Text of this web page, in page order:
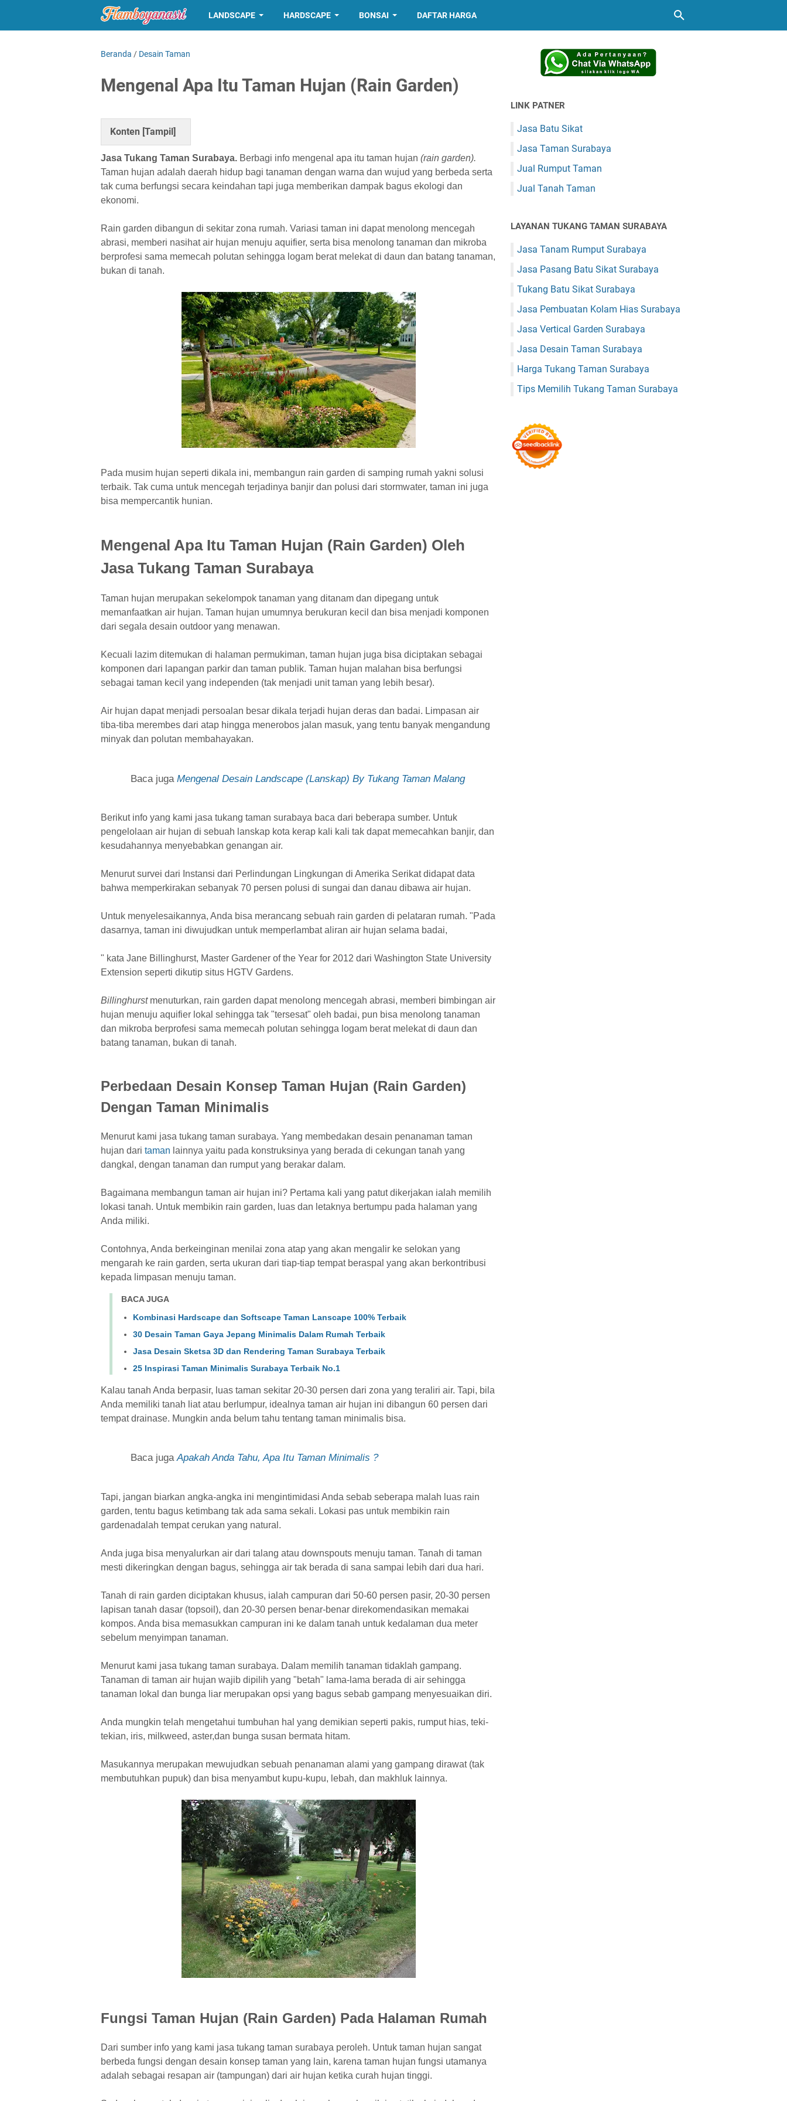
LANDSCAPE HARDSCAPE BONSAI DAFTAR HARGA
Beranda / Desain Taman
Mengenal Apa Itu Taman Hujan (Rain Garden)
Konten [Tampil]
Jasa Tukang Taman Surabaya. Berbagi info mengenal apa itu taman hujan (rain garden).
Taman hujan adalah daerah hidup bagi tanaman dengan warna dan wujud yang berbeda serta
tak cuma berfungsi secara keindahan tapi juga memberikan dampak bagus ekologi dan
ekonomi.
Rain garden dibangun di sekitar zona rumah. Variasi taman ini dapat menolong mencegah
abrasi, memberi nasihat air hujan menuju aquifier, serta bisa menolong tanaman dan mikroba
berprofesi sama memecah polutan sehingga logam berat melekat di daun dan batang tanaman,
bukan di tanah.
Pada musim hujan seperti dikala ini, membangun rain garden di samping rumah yakni solusi
terbaik. Tak cuma untuk mencegah terjadinya banjir dan polusi dari stormwater, taman ini juga
bisa mempercantik hunian.
Mengenal Apa Itu Taman Hujan (Rain Garden) Oleh
Jasa Tukang Taman Surabaya
Taman hujan merupakan sekelompok tanaman yang ditanam dan dipegang untuk
memanfaatkan air hujan. Taman hujan umumnya berukuran kecil dan bisa menjadi komponen
dari segala desain outdoor yang menawan.
Kecuali lazim ditemukan di halaman permukiman, taman hujan juga bisa diciptakan sebagai
komponen dari lapangan parkir dan taman publik. Taman hujan malahan bisa berfungsi
sebagai taman kecil yang independen (tak menjadi unit taman yang lebih besar).
Air hujan dapat menjadi persoalan besar dikala terjadi hujan deras dan badai. Limpasan air
tiba-tiba merembes dari atap hingga menerobos jalan masuk, yang tentu banyak mengandung
minyak dan polutan membahayakan.
Baca juga Mengenal Desain Landscape (Lanskap) By Tukang Taman Malang
Berikut info yang kami jasa tukang taman surabaya baca dari beberapa sumber. Untuk
pengelolaan air hujan di sebuah lanskap kota kerap kali kali tak dapat memecahkan banjir, dan
kesudahannya menyebabkan genangan air.
Menurut survei dari Instansi dari Perlindungan Lingkungan di Amerika Serikat didapat data
bahwa memperkirakan sebanyak 70 persen polusi di sungai dan danau dibawa air hujan.
Untuk menyelesaikannya, Anda bisa merancang sebuah rain garden di pelataran rumah. "Pada
dasarnya, taman ini diwujudkan untuk memperlambat aliran air hujan selama badai,
" kata Jane Billinghurst, Master Gardener of the Year for 2012 dari Washington State University
Extension seperti dikutip situs HGTV Gardens.
Billinghurstmenuturkan, rain garden dapat menolong mencegah abrasi, memberi bimbingan air
hujan menuju aquifier lokal sehingga tak "tersesat" oleh badai, pun bisa menolong tanaman
dan mikroba berprofesi sama memecah polutan sehingga logam berat melekat di daun dan
batang tanaman, bukan di tanah.
Perbedaan Desain Konsep Taman Hujan (Rain Garden)
Dengan Taman Minimalis
Menurut kami jasa tukang taman surabaya. Yang membedakan desain penanaman taman
hujan dari taman lainnya yaitu pada konstruksinya yang berada di cekungan tanah yang
dangkal, dengan tanaman dan rumput yang berakar dalam.
Bagaimana membangun taman air hujan ini? Pertama kali yang patut dikerjakan ialah memilih
lokasi tanah. Untuk membikin rain garden, luas dan letaknya bertumpu pada halaman yang
Anda miliki.
Contohnya, Anda berkeinginan menilai zona atap yang akan mengalir ke selokan yang
mengarah ke rain garden, serta ukuran dari tiap-tiap tempat beraspal yang akan berkontribusi
kepada limpasan menuju taman.
BACA JUGA
Kombinasi Hardscape dan Softscape Taman Lanscape 100% Terbaik
30 Desain Taman Gaya Jepang Minimalis Dalam Rumah Terbaik
Jasa Desain Sketsa 3D dan Rendering Taman Surabaya Terbaik
25 Inspirasi Taman Minimalis Surabaya Terbaik No.1
Kalau tanah Anda berpasir, luas taman sekitar 20-30 persen dari zona yang teraliri air. Tapi, bila
Anda memiliki tanah liat atau berlumpur, idealnya taman air hujan ini dibangun 60 persen dari
tempat drainase. Mungkin anda belum tahu tentang taman minimalis bisa.
Baca jugaApakah Anda Tahu, Apa Itu Taman Minimalis ?
Tapi, jangan biarkan angka-angka ini mengintimidasi Anda sebab seberapa malah luas rain
garden, tentu bagus ketimbang tak ada sama sekali. Lokasi pas untuk membikin rain
gardenadalah tempat cerukan yang natural.
Anda juga bisa menyalurkan air dari talang atau downspouts menuju taman. Tanah di taman
mesti dikeringkan dengan bagus, sehingga air tak berada di sana sampai lebih dari dua hari.
Tanah di rain garden diciptakan khusus, ialah campuran dari 50-60 persen pasir, 20-30 persen
lapisan tanah dasar (topsoil), dan 20-30 persen benar-benar direkomendasikan memakai
kompos. Anda bisa memasukkan campuran ini ke dalam tanah untuk kedalaman dua meter
sebelum menyimpan tanaman.
Menurut kami jasa tukang taman surabaya. Dalam memilih tanaman tidaklah gampang.
Tanaman di taman air hujan wajib dipilih yang "betah" lama-lama berada di air sehingga
tanaman lokal dan bunga liar merupakan opsi yang bagus sebab gampang menyesuaikan diri.
Anda mungkin telah mengetahui tumbuhan hal yang demikian seperti pakis, rumput hias, teki-
tekian, iris, milkweed, aster,dan bunga susan bermata hitam.
Masukannya merupakan mewujudkan sebuah penanaman alami yang gampang dirawat (tak
membutuhkan pupuk) dan bisa menyambut kupu-kupu, lebah, dan makhluk lainnya.
Fungsi Taman Hujan (Rain Garden) Pada Halaman Rumah
Dari sumber info yang kami jasa tukang taman surabaya peroleh. Untuk taman hujan sangat
berbeda fungsi dengan desain konsep taman yang lain, karena taman hujan fungsi utamanya
adalah sebagai resapan air (tampungan) dari air hujan ketika curah hujan tinggi.
LINK PATNER
Jasa Batu Sikat
Jasa Taman Surabaya
Jual Rumput Taman
Jual Tanah Taman
LAYANAN TUKANG TAMAN SURABAYA
Jasa Tanam Rumput Surabaya
Jasa Pasang Batu Sikat Surabaya
Tukang Batu Sikat Surabaya
Jasa Pembuatan Kolam Hias Surabaya
Jasa Vertical Garden Surabaya
Jasa Desain Taman Surabaya
Harga Tukang Taman Surabaya
Tips Memilih Tukang Taman Surabaya